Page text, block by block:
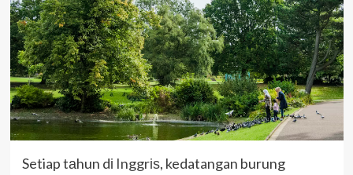
Setiap tаhun dі Inggrіѕ, kedatangan burung